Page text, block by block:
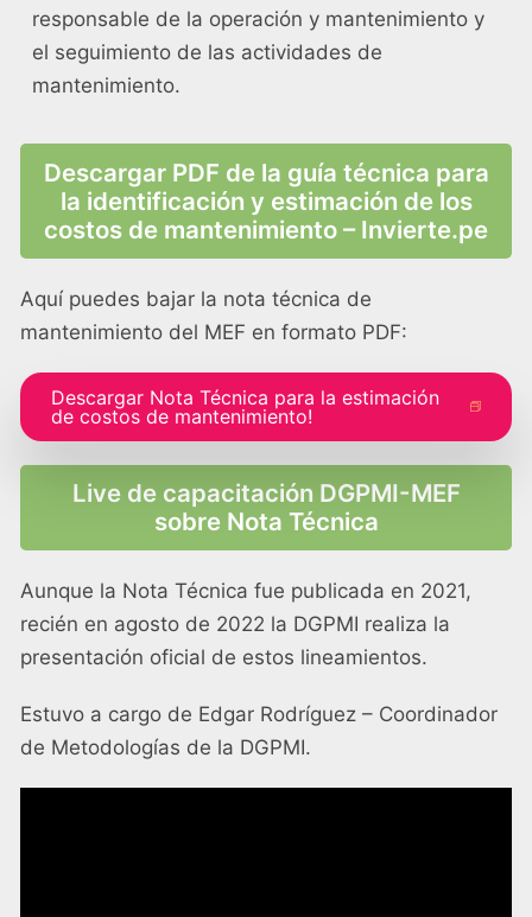
responsable de la operación y mantenimiento y
el seguimiento de las actividades de
mantenimiento.
Descargar PDF de la guía técnica para
la identificación y estimación de los
costos de mantenimiento – Invierte.pe
Aquí puedes bajar la nota técnica de
mantenimiento del MEF en formato PDF:
Descargar Nota Técnica para la estimación
de costos de mantenimiento!
Live de capacitación DGPMI-MEF
sobre Nota Técnica
Aunque la Nota Técnica fue publicada en 2021,
recién en agosto de 2022 la DGPMI realiza la
presentación oficial de estos lineamientos.
Estuvo a cargo de Edgar Rodríguez – Coordinador
de Metodologías de la DGPMI.